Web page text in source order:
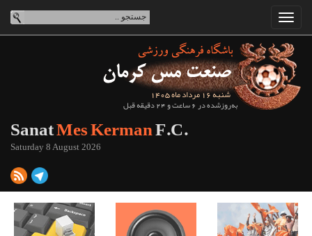
شنبه 16 مرداد ماه 1405
به‌روزشده در 6 ساعت و 24 دقیقه قبل
SanatMes KermanF.C.
Saturday 8 August 2026